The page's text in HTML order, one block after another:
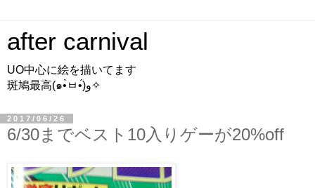
after carnival
UO中心に絵を描いてます
斑鳩最高(๑•̀ㅂ•́)و✧
2017/06/26
6/30までベスト10入りゲーが20%off